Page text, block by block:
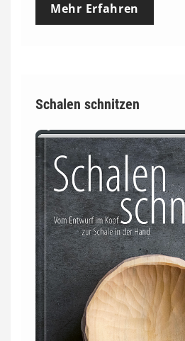
Mehr Erfahren
Schalen schnitzen